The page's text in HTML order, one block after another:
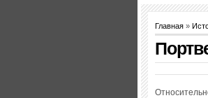
Главная »